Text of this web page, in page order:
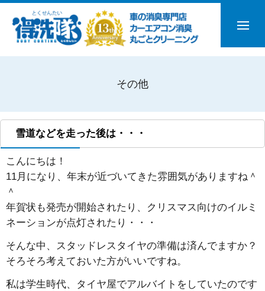
その他
雪道などを走った後は・・・
こんにちは！
11月になり、年末が近づいてきた雰囲気がありますね＾
＾
年賀状も発売が開始されたり、クリスマス向けのイルミ
ネーションが点灯されたり・・・
そんな中、スタッドレスタイヤの準備は済んでますか？
そろそろ考えておいた方がいいですね。
私は学生時代、タイヤ屋でアルバイトをしていたのです